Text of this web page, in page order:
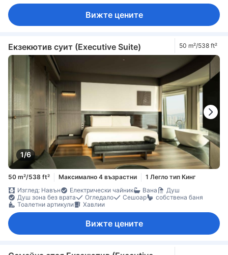
Вижте цените
Екзекютив суит (Executive Suite) 50 m²/538 ft²
1/6
50 m²/538 ft² Максимално 4 възрастни
1 Легло тип Кинг
Изглед: Навън
Електрически чайник Вана
Душ
Душ зона без врата
Огледало Сешоар
собствена баня
Тоалетни артикули
Хавлии
Вижте цените